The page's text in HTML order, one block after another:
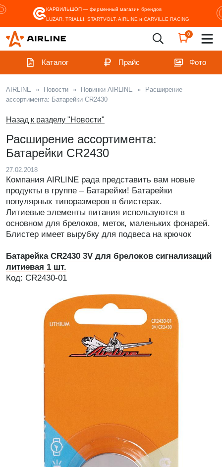
КАРВИЛЬШОП — фирменный магазин брендов
LUZAR, TRIALLI, STARTVOLT, AIRLINE и CARVILLE RACING
0
Каталог Прайс Фото
AIRLINE » Новости » Новинки AIRLINE »
Расширение
ассортимента: Батарейки CR2430
Назад к разделу "Новости"
Расширение ассортимента:
Батарейки CR2430
27.02.2018
Компания AIRLINE рада представить вам новые
продукты в группе – Батарейки! Батарейки
популярных типоразмеров в блистерах.
Литиевые элементы питания используются в
основном для брелоков, меток, маленьких фонарей.
Блистер имеет вырубку для подвеса на крючок
Батарейка CR2430 3V для брелоков сигнализаций
литиевая 1 шт.
Код: CR2430-01